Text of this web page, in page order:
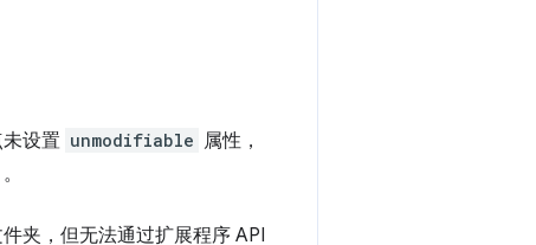
设置 unmodifiable 属性，
夹，但无法通过扩展程序 API